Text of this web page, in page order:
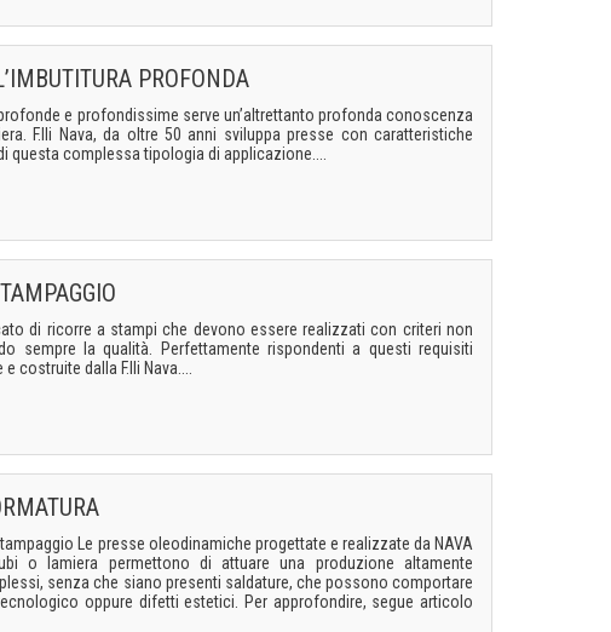
PROFONDA
e profondissime serve un’altrettanto profonda conoscenza
F.lli Nava, da oltre 50 anni sviluppa presse con caratteristiche
questa complessa tipologia di applicazione....
di ricorre a stampi che devono essere realizzati con criteri non
sempre la qualità. Perfettamente rispondenti a questi requisiti
costruite dalla F.lli Nava....
Le presse oleodinamiche progettate e realizzate da NAVA
o lamiera permettono di attuare una produzione altamente
senza che siano presenti saldature, che possono comportare
oppure difetti estetici. Per approfondire, segue articolo